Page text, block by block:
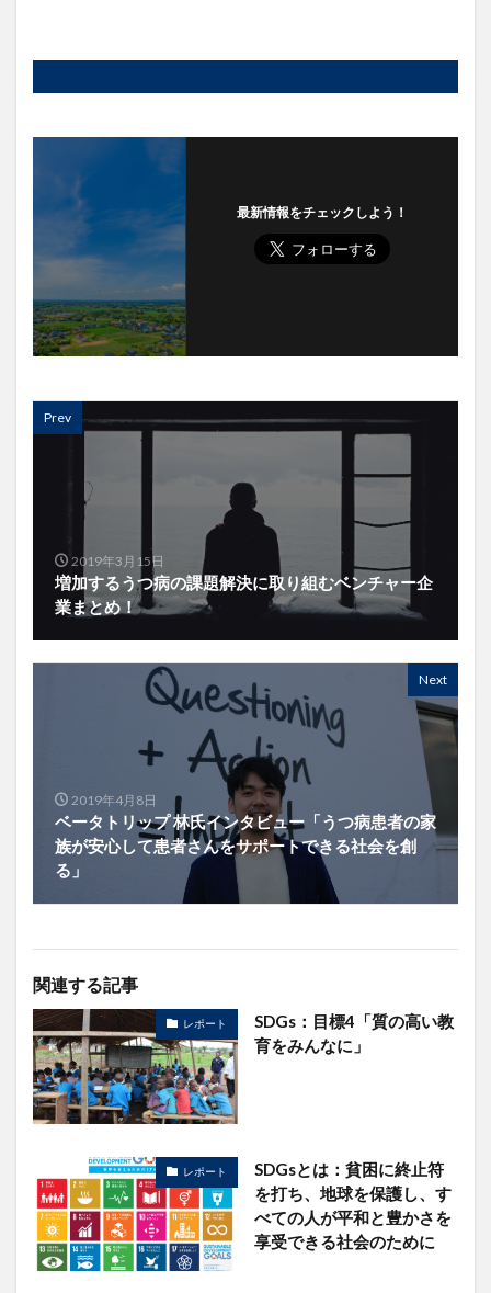
最新情報をチェックしよう！
Prev
2019年3月15日
増加するうつ病の課題解決に取り組むベンチャー企
業まとめ！
Next
2019年4月8日
ベータトリップ 林氏インタビュー「うつ病患者の家
族が安心して患者さんをサポートできる社会を創
る」
関連する記事
レポート
SDGs：目標4「質の高い教
育をみんなに」
レポート
SDGsとは：貧困に終止符
を打ち、地球を保護し、す
べての人が平和と豊かさを
享受できる社会のために